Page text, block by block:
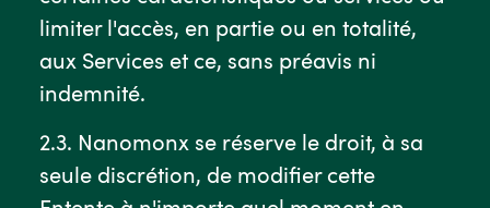
limiter l'accès, en partie ou en totalité,
aux Services et ce, sans préavis ni
indemnité.
2.3. Nanomonx se réserve le droit, à sa
seule discrétion, de modifier cette